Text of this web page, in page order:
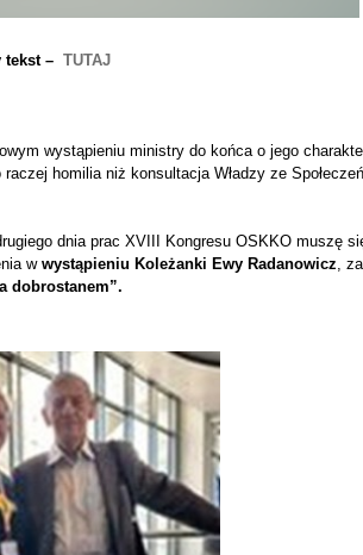
tekst –TUTAJ
wystąpieniu ministry do końca o jego
homilia niż konsultacja Władzy ze
dnia prac XVIII Kongresu OSKKO muszę
w wystąpieniu Koleżanki Ewy Radanowicz,
dobrostanem”.